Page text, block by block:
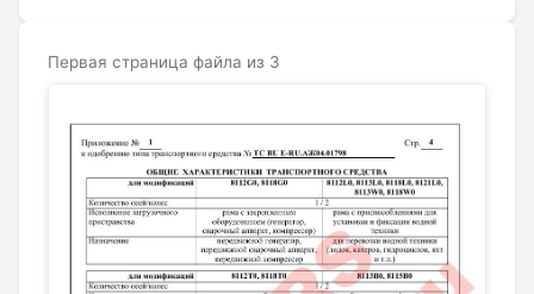
Первая страница файла из 3